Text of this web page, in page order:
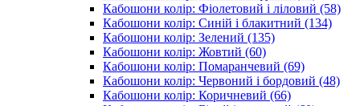
Кабошони колір: Фіолетовий і ліловий (58)
Кабошони колір: Синій і блакитний (134)
Кабошони колір: Зелений (135)
Кабошони колір: Жовтий (60)
Кабошони колір: Помаранчевий (69)
Кабошони колір: Червоний і бордовий (48)
Кабошони колір: Коричневий (66)